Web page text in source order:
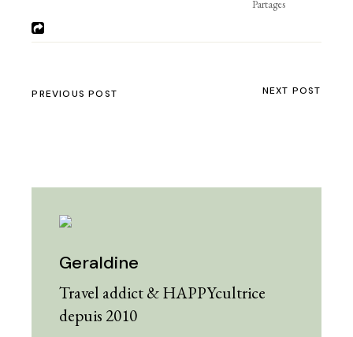
Partages
PREVIOUS POST NEXT POST
Geraldine
Travel addict & HAPPYcultrice
depuis 2010